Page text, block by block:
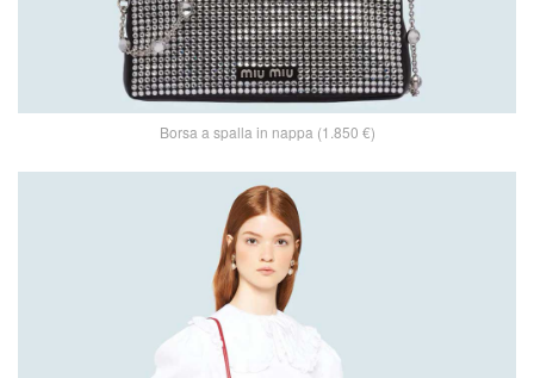
Borsa a spalla in nappa (1.850 €)